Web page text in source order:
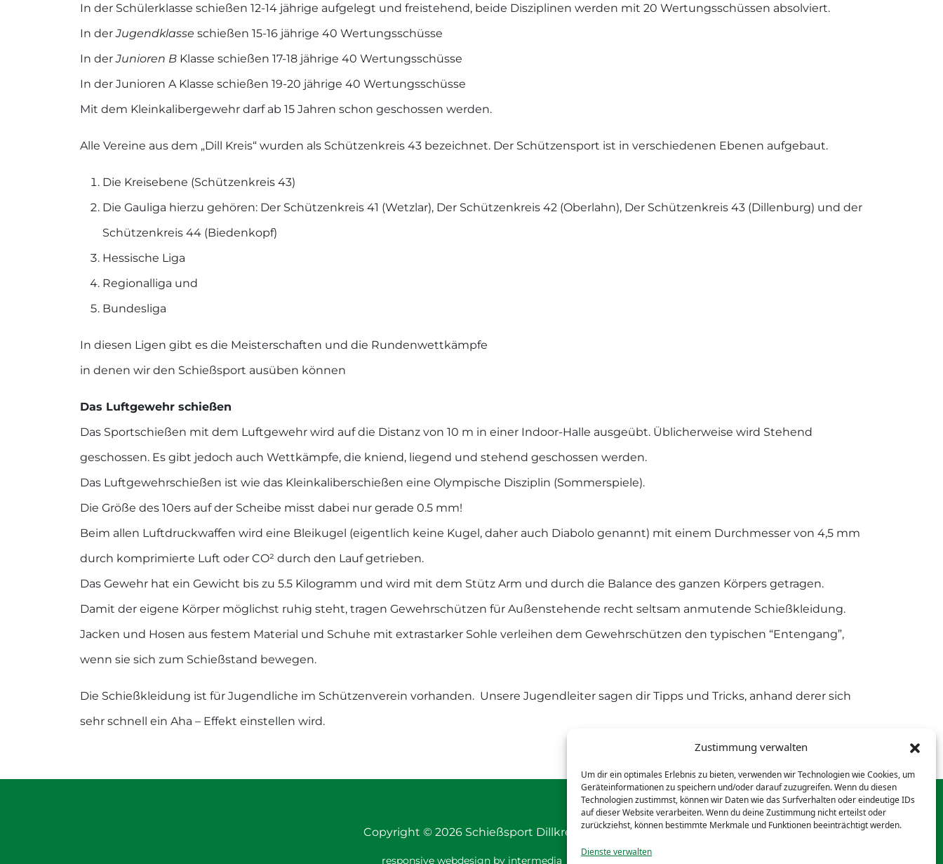
Zustimmung verwalten
Um dir ein optimales Erlebnis zu bieten, verwenden wir Technologien wie Cookies, um
Geräteinformationen zu speichern und/oder darauf zuzugreifen. Wenn du diesen
Technologien zustimmst, können wir Daten wie das Surfverhalten oder eindeutige IDs
auf dieser Website verarbeiten. Wenn du deine Zustimmung nicht erteilst oder
zurückziehst, können bestimmte Merkmale und Funktionen beeinträchtigt werden.
Dienste verwalten
In der Schülerklasse schießen 12-14 jährige aufgelegt und freistehend, beide Disziplinen werden mit 20 Wertungsschüssen absolviert.
In derJugendklasse schießen 15-16 jährige 40 Wertungsschüsse
In derJunioren B Klasse schießen 17-18 jährige 40 Wertungsschüsse
In der Junioren A Klasse schießen 19-20 jährige 40 Wertungsschüsse
Mit dem Kleinkalibergewehr darf ab 15 Jahren schon geschossen werden.
Alle Vereine aus dem „Dill Kreis“ wurden als Schützenkreis 43 bezeichnet. Der Schützensport ist in verschiedenen Ebenen aufgebaut.
Die Kreisebene (Schützenkreis 43)
Die Gauliga hierzu gehören: Der Schützenkreis 41 (Wetzlar), Der Schützenkreis 42 (Oberlahn), Der Schützenkreis 43 (Dillenburg) und der
Schützenkreis 44 (Biedenkopf)
Hessische Liga
Regionalliga und
Bundesliga
In diesen Ligen gibt es die Meisterschaften und die Rundenwettkämpfe
in denen wir den Schießsport ausüben können
Das Luftgewehr schießen
Das Sportschießen mit dem Luftgewehr wird auf die Distanz von 10 m in einer Indoor-Halle ausgeübt. Üblicherweise wird Stehend
geschossen. Es gibt jedoch auch Wettkämpfe, die kniend, liegend und stehend geschossen werden.
Das Luftgewehrschießen ist wie das Kleinkaliberschießen eine Olympische Disziplin (Sommerspiele).
Die Größe des 10ers auf der Scheibe misst dabei nur gerade 0.5 mm!
Beim allen Luftdruckwaffen wird eine Bleikugel (eigentlich keine Kugel, daher auch Diabolo genannt) mit einem Durchmesser von 4,5 mm
durch komprimierte Luft oder CO² durch den Lauf getrieben.
Das Gewehr hat ein Gewicht bis zu 5.5 Kilogramm und wird mit dem Stütz Arm und durch die Balance des ganzen Körpers getragen.
Damit der eigene Körper möglichst ruhig steht, tragen Gewehrschützen für Außenstehende recht seltsam anmutende Schießkleidung.
Jacken und Hosen aus festem Material und Schuhe mit extrastarker Sohle verleihen dem Gewehrschützen den typischen “Entengang”,
wenn sie sich zum Schießstand bewegen.
Die Schießkleidung ist für Jugendliche im Schützenverein vorhanden. Unsere Jugendleiter sagen dir Tipps und Tricks, anhand derer sich
sehr schnell ein Aha – Effekt einstellen wird.
Copyright © 2026 Schießsport Dillkreis
responsive webdesignby intermedia